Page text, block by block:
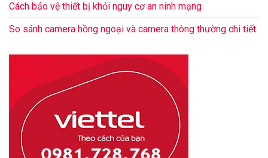
Cách bảo vệ thiết bị khỏi nguy cơ an ninh mạng
So sánh camera hồng ngoại và camera thông thường chi tiết